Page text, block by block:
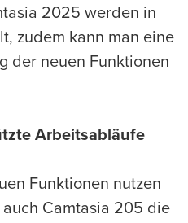
2025 werden in
zudem kann man eine
der neuen Funktionen
Arbeitsabläufe
Funktionen nutzen
Camtasia 205 die